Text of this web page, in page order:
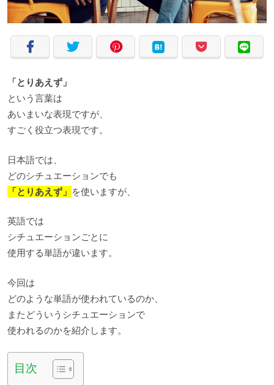
「とりあえず」
という言葉は
あいまいな表現ですが、
すごく役立つ表現です。
日本語では、
どのシチュエーションでも
「とりあえず」 を使いますが、
英語では
シチュエーションごとに
使用する単語が違います。
今回は
どのような単語が使われているのか、
またどういうシチュエーションで
使われるのかを紹介します。
目次